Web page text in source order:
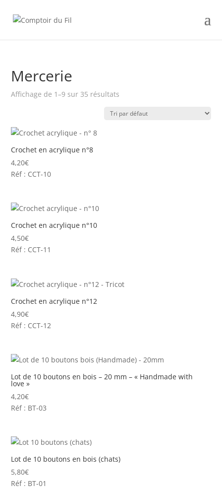
Mercerie
Affichage de 1–9 sur 35 résultats
Crochet en acrylique n°8
4,20€
Réf : CCT-10
Crochet en acrylique n°10
4,50€
Réf : CCT-11
Crochet en acrylique n°12
4,90€
Réf : CCT-12
Lot de 10 boutons en bois – 20 mm – « Handmade with
love »
4,20€
Réf : BT-03
Lot de 10 boutons en bois (chats)
5,80€
Réf : BT-01